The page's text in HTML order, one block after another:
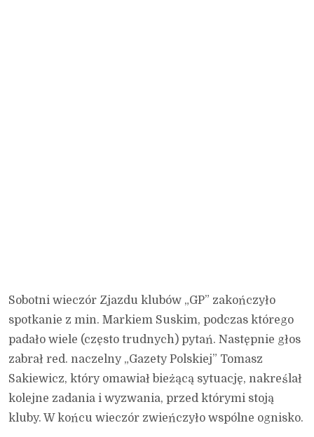
Sobotni wieczór Zjazdu klubów „GP” zakończyło
spotkanie z min. Markiem Suskim, podczas którego
padało wiele (często trudnych) pytań. Następnie głos
zabrał red. naczelny „Gazety Polskiej” Tomasz
Sakiewicz, który omawiał bieżącą sytuację, nakreślał
kolejne zadania i wyzwania, przed którymi stoją
kluby. W końcu wieczór zwieńczyło wspólne ognisko.